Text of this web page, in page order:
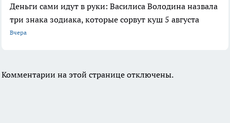
Деньги сами идут в руки: Василиса Володина назвала
три знака зодиака, которые сорвут куш 5 августа
Вчера
Комментарии на этой странице отключены.